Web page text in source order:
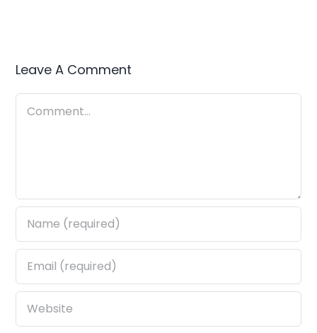
Leave A Comment
Comment